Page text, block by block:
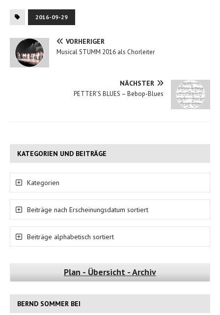
2016-09-29
VORHERIGER
Musical STUMM 2016 als Chorleiter
NÄCHSTER
PETTER’S BLUES – Bebop-Blues
KATEGORIEN UND BEITRÄGE
Kategorien
Beiträge nach Erscheinungsdatum sortiert
Beiträge alphabetisch sortiert
Plan - Übersicht - Archiv
BERND SOMMER BEI